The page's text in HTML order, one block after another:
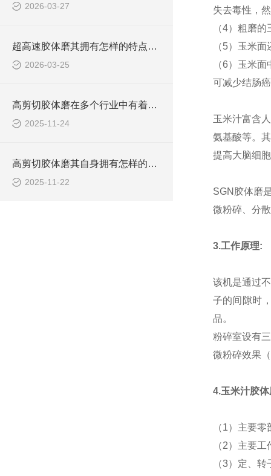
2026-03-27
超高速胶体磨其拥有怎样的特点呢？
2026-03-25
高剪切胶体磨在多个行业中有着广泛的应用
2025-11-24
高剪切胶体磨其自身拥有怎样的作用呢？
2025-11-22
失去毒性，
（4）粗磨
（5）玉米
（6）玉米
可减少结肠
玉米汁富含
氨基酸等。
提高大脑细
SGN胶体磨
微粉碎、分
3.工作原理:
该机是通过
子的间隙时
品。
粉碎室设有
微粉碎效果
4.玉米汁胶体
（1）主要
（2） 主要工
（3）定、